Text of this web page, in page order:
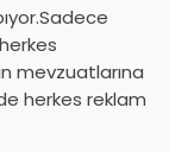
mevzuatlarına
herkes reklam